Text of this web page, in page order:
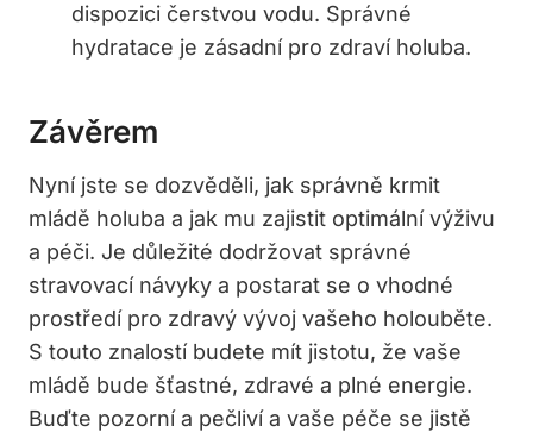
dispozici čerstvou vodu. Správné
hydratace je zásadní pro zdraví holuba.
Závěrem
Nyní jste se dozvěděli, jak správně krmit
mládě holuba a jak mu zajistit optimální výživu
a péči. Je důležité dodržovat správné
stravovací návyky a postarat se o vhodné
prostředí pro zdravý vývoj vašeho holouběte.
S touto znalostí budete mít jistotu, že vaše
mládě bude šťastné, zdravé a plné energie.
Buďte pozorní a pečliví a vaše péče se jistě